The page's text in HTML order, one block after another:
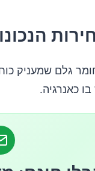
אוכלים
גלם שמעניק
כאנרגיה.